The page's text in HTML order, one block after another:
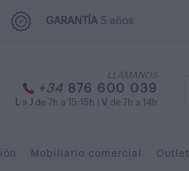
GARANTÍA 5 años
LLÁMANOS
+34 876 600 039
a J de 7h a 15:15h | V de 7h a 14h
Mobiliario comercial Outlet